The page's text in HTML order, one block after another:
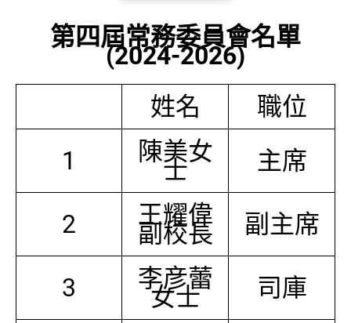
第四屆常務委員會名單
(2024-2026)
姓名
職位
1
陳美女
士 主席
2 王耀偉
副校長 副主席
3 李彦蕾
女士 司庫